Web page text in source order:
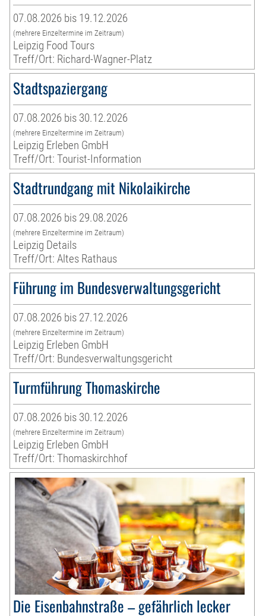
07.08.2026 bis 19.12.2026
(mehrere Einzeltermine im Zeitraum)
Leipzig Food Tours
Treff/Ort: Richard-Wagner-Platz
Stadtspaziergang
07.08.2026 bis 30.12.2026
(mehrere Einzeltermine im Zeitraum)
Leipzig Erleben GmbH
Treff/Ort: Tourist-Information
Stadtrundgang mit Nikolaikirche
07.08.2026 bis 29.08.2026
(mehrere Einzeltermine im Zeitraum)
Leipzig Details
Treff/Ort: Altes Rathaus
Führung im Bundesverwaltungsgericht
07.08.2026 bis 27.12.2026
(mehrere Einzeltermine im Zeitraum)
Leipzig Erleben GmbH
Treff/Ort: Bundesverwaltungsgericht
Turmführung Thomaskirche
07.08.2026 bis 30.12.2026
(mehrere Einzeltermine im Zeitraum)
Leipzig Erleben GmbH
Treff/Ort: Thomaskirchhof
Die Eisenbahnstraße – gefährlich lecker